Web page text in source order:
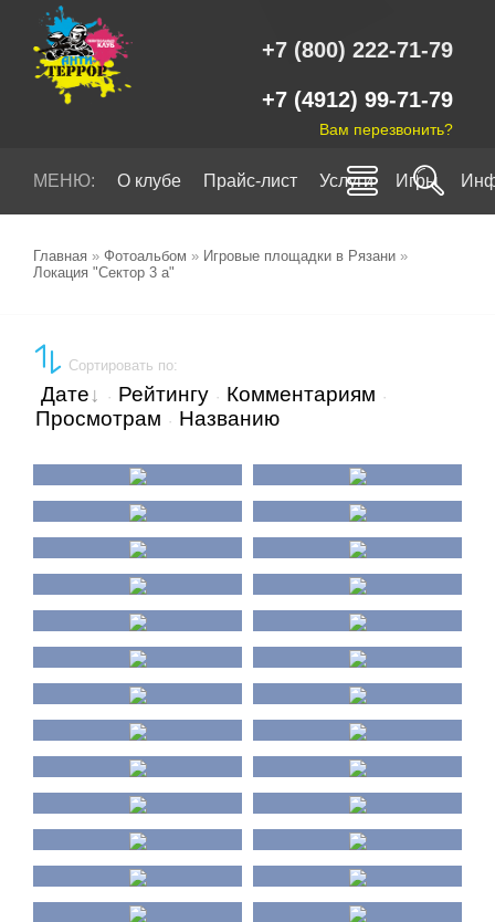
+7 (800) 222-71-79
+7 (4912) 99-71-79
Вам перезвонить?
МЕНЮ: О клубе Прайс-лист Услуги Игры
Главная » Фотоальбом » Игровые площадки в Рязани »
Локация "Сектор 3 а"
Сортировать по:
Дате · Рейтингу · Комментариям ·
Просмотрам · Названию